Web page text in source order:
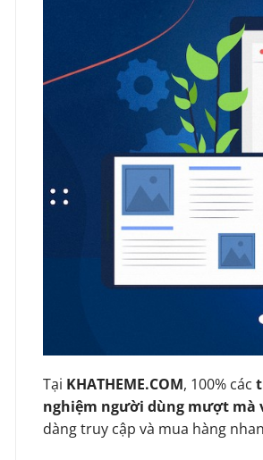
Tại KHATHEME.COM, 100% các
nghiệm người dùng mượt mà
dàng truy cập và mua hàng